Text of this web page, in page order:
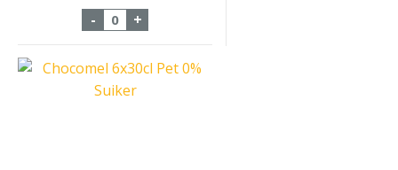
- Chocomel Vol Nutricia 12x100cl pak
+